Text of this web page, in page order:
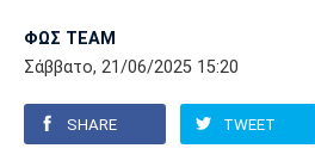
AUTO-MOTO
Γ Εθνική
Ελλάδα
Εθνική
EuroLeague
Βόλεϊ
ΠόλοΠαναθηναϊκός Ατρόμητος
ΦΩΣ TEAM
Σάββατο, 21/06/2025 15:20
SHARE TWEET